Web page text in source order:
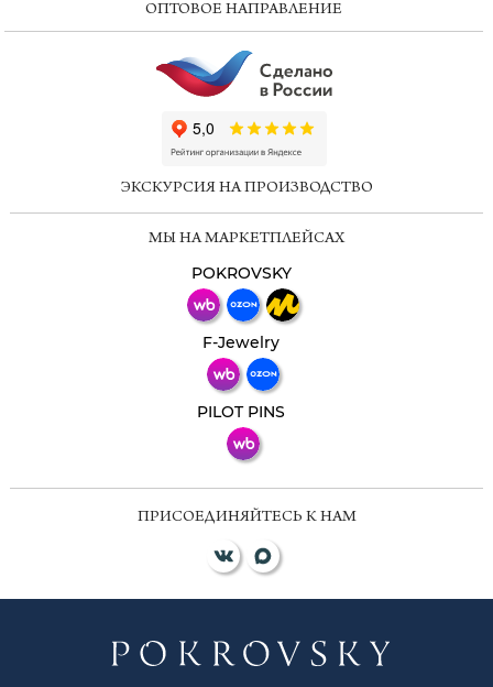
ОПТОВОЕ НАПРАВЛЕНИЕ
ЭКСКУРСИЯ НА ПРОИЗВОДСТВО
МЫ НА МАРКЕТПЛЕЙСАХ
POKROVSKY
F-Jewelry
PILOT PINS
ПРИСОЕДИНЯЙТЕСЬ К НАМ